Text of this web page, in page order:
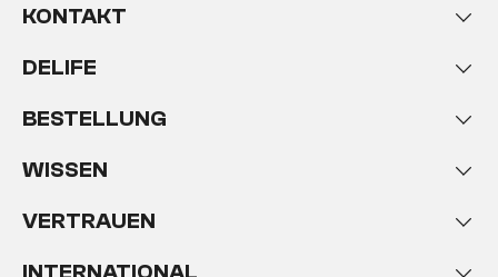
KONTAKT
DELIFE
BESTELLUNG
WISSEN
VERTRAUEN